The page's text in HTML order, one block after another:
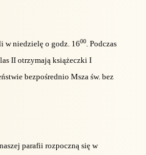
w niedzielę o godz. 1600 . Podczas
II otrzymają książeczki I
bezpośrednio Msza św. bez
parafii rozpoczną się w